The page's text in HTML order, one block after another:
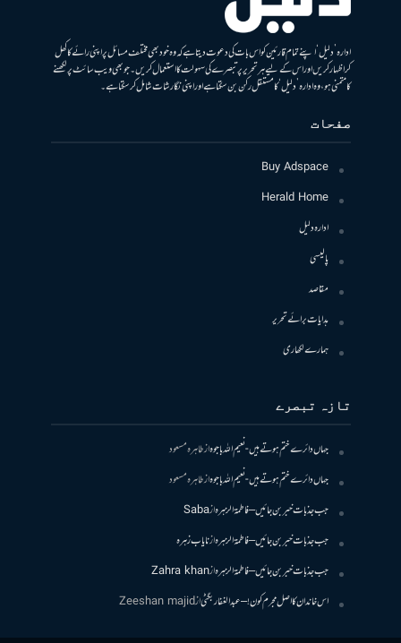
ادارہ ’دلیل‘ اپنے تمام قارئین کو اس بات کی دعوت دیتا ہے کہ وہ خود بھی مختلف مسائل پر اپنی رائے کا کھل
کر اظہار کریں اور اس کے لیے ہر تحریر پر تبصرے کی سہولت کا استعمال کریں۔ جو بھی ویب سائٹ پر لکھنے
کا متمنی ہو، وہ ادارہ ’دلیل‘ کا مستقل رکن بن سکتا ہے اور اپنی نگارشات شامل کرسکتا ہے۔
صفحات
Buy Adspace
Herald Home
ادارہ دلیل
پالیسی
مقاصد
ہدایات برائے تحریر
ہمارے لکھاری
تازہ تبصرے
جہاں دائرے ختم ہوتے ہیں- نعیم اللہ باجوہازطاہرہ مسعود
جہاں دائرے ختم ہوتے ہیں- نعیم اللہ باجوہازطاہرہ مسعود
جب جذبات خبر بن جائیں – فاطمۃالزہرہازSaba
جب جذبات خبر بن جائیں – فاطمۃالزہرہازنایاب زہرہ
جب جذبات خبر بن جائیں – فاطمۃالزہرہازZahra khan
اس خاندان کا اصل مجرم کون! – عبدالغفار بگٹیازZeeshan majid